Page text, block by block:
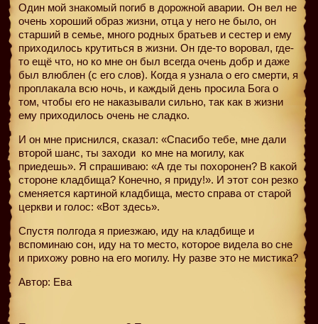
Один мой знакомый погиб в дорожной аварии. Он вел не
очень хороший образ жизни, отца у него не было, он
старший в семье, много родных братьев и сестер и ему
приходилось крутиться в жизни. Он где-то воровал, где-
то ещё что, но ко мне он был всегда очень добр и даже
был влюблен (с его слов). Когда я узнала о его смерти, я
проплакала всю ночь, и каждый день просила Бога о
том, чтобы его не наказывали сильно, так как в жизни
ему приходилось очень не сладко.
И он мне приснился, сказал: «Спасибо тебе, мне дали
второй шанс, ты заходи ко мне на могилу, как
приедешь». Я спрашиваю: «А где ты похоронен? В какой
стороне кладбища? Конечно, я приду!». И этот сон резко
сменяется картиной кладбища, место справа от старой
церкви и голос: «Вот здесь».
Спустя полгода я приезжаю, иду на кладбище и
вспоминаю сон, иду на то место, которое видела во сне
и прихожу ровно на его могилу. Ну разве это не мистика?
Автор: Ева